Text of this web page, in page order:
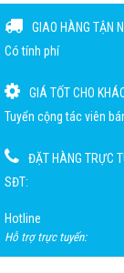
GIAO HÀNG TẬN
Có tính phí
GIÁ TỐT CHO
Tuyển cộng tác viên
ĐẶT HÀNG TRỰC
SĐT:
Hotline
Hỗ trợ trực tuyến: